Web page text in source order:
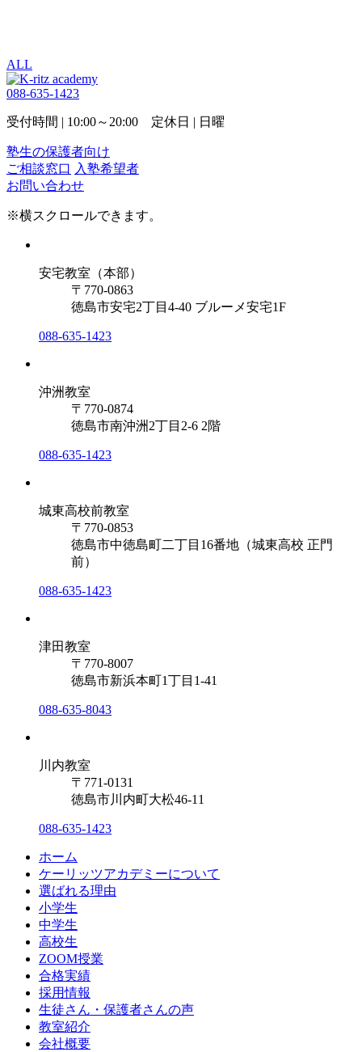
ALL
088-635-1423
受付時間 | 10:00～20:00 定休日 | 日曜
塾生の保護者向け
ご相談窓口 入塾希望者
お問い合わせ
※横スクロールできます。
安宅教室（本部）
〒770-0863
徳島市安宅2丁目4-40 ブルーメ安宅1F
088-635-1423
沖洲教室
〒770-0874
徳島市南沖洲2丁目2-6 2階
088-635-1423
城東高校前教室
〒770-0853
徳島市中徳島町二丁目16番地（城東高校 正門
前）
088-635-1423
津田教室
〒770-8007
徳島市新浜本町1丁目1-41
088-635-8043
川内教室
〒771-0131
徳島市川内町大松46-11
088-635-1423
ホーム
ケーリッツアカデミーについて
選ばれる理由
小学生
中学生
高校生
ZOOM授業
合格実績
採用情報
生徒さん・保護者さんの声
教室紹介
会社概要